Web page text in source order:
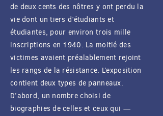
de deux cents des nôtres y ont perdu la
vie dont un tiers d’étudiants et
étudiantes, pour environ trois mille
inscriptions en 1940. La moitié des
victimes avaient préalablement rejoint
les rangs de la résistance. L’exposition
contient deux types de panneaux.
D’abord, un nombre choisi de
biographies de celles et ceux qui —